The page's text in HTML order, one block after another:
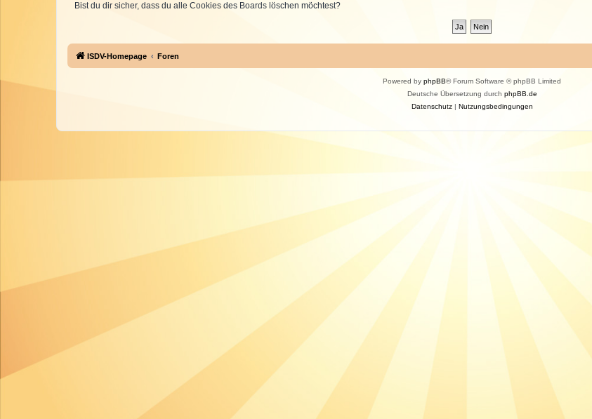
Bist du dir sicher, dass du alle Cookies des Boards löschen möchtest?
ISDV-Homepage Foren
Powered by phpBB® Forum Software © phpBB Limited
Deutsche Übersetzung durch phpBB.de
Datenschutz| Nutzungsbedingungen